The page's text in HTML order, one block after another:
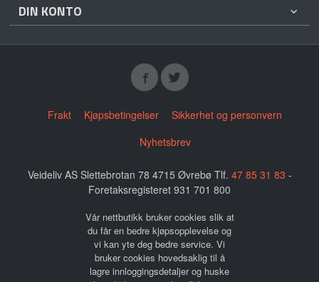
DIN KONTO
Frakt Kjøpsbetingelser
Sikkerhet og personvern
Nyhetsbrev
Veideliv AS Slettebrotan 78 4715 Øvrebø Tlf. 47 85 31 83 -
Foretaksregisteret 931 701 800
Vår nettbutikk bruker cookies slik at
du får en bedre kjøpsopplevelse og
vi kan yte deg bedre service. Vi
bruker cookies hovedsaklig til å
lagre innloggingsdetaljer og huske